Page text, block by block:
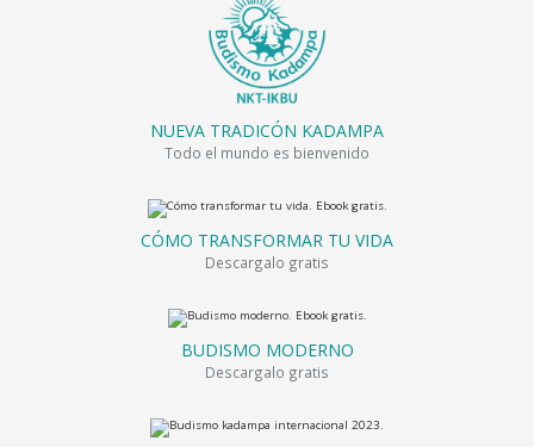
NUEVA TRADICÓN KADAMPA
Todo el mundo es bienvenido
CÓMO TRANSFORMAR TU VIDA
Descargalo gratis
BUDISMO MODERNO
Descargalo gratis